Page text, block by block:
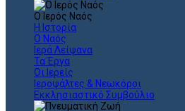
Ο Ιερός Ναός
Η Ιστορία
Ο Ναός
Ιερά Λείψανα
Τα Έργα
Οι Ιερείς
Ιεροψάλτες & Νεωκόροι
Εκκλησιαστικό Συμβούλιο